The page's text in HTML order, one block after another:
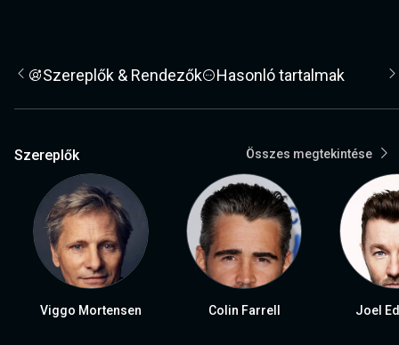
Szereplők & Rendezők Hasonló tartalmak
Szereplők Összes megtekintése
Viggo Mortensen Colin Farrell Joel